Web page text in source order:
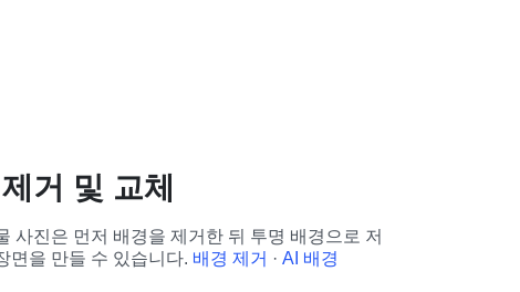
거 및 교체
사진은 먼저 배경을 제거한 뒤 투명 배경으로 저
면을 만들 수 있습니다. 배경 제거 · AI 배경